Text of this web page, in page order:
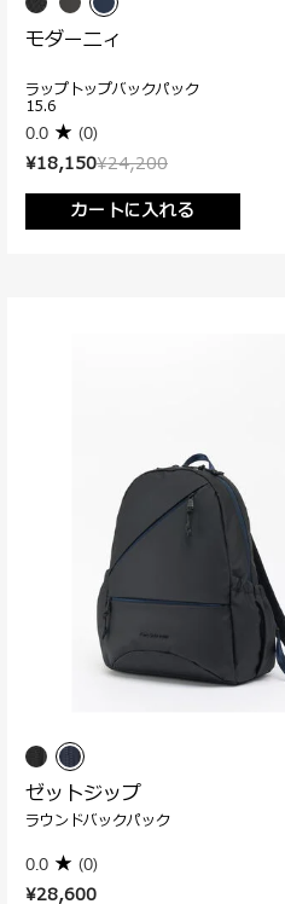
¥24,200
¥18,150
カートに入れる
モダーニィ
ラップトップバックパック
15.6
0.0 (0)
¥28,600
ゼットジップ
ラウンドバックパック
0.0 (0)